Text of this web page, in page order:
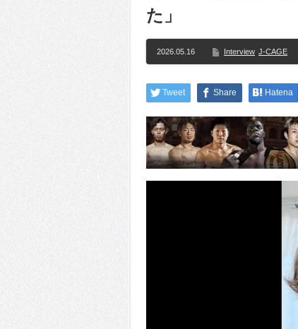
た」
2026.05.16 Interview J-CAGE
Tweet Share Hatena